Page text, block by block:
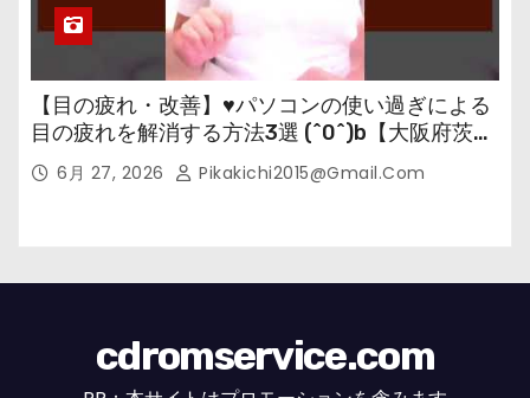
【目の疲れ・改善】♥パソコンの使い過ぎによる
目の疲れを解消する方法3選 (^0^)b【大阪府茨木
市の女性・美容鍼灸・整体師が教えます。】
6月 27, 2026 Pikakichi2015@gmail.com
cdromservice.com